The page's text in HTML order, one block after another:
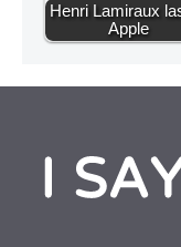
Henri Lamiraux
Apple